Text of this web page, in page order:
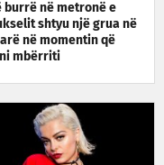
burrë në metronë e
shtyu një grua në
në momentin që
mbërriti